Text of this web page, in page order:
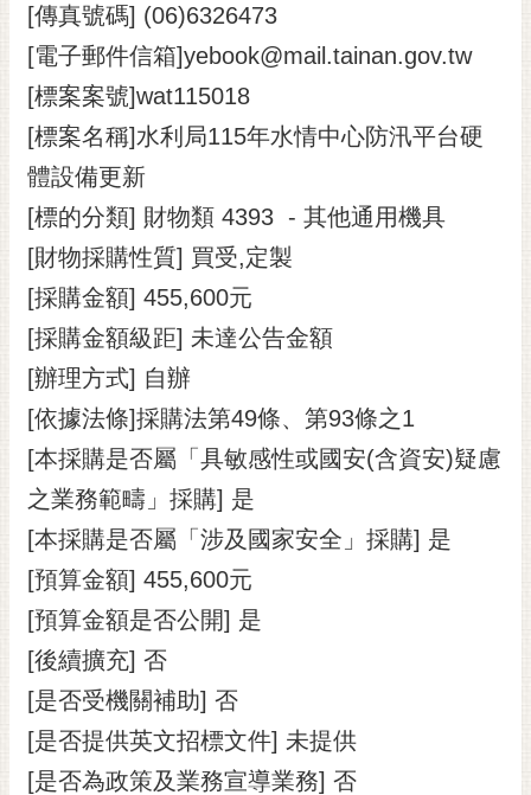
網
站
導
覽
訂
閱
RSS
訂
閱
電
子
報
市
民
信
箱
English
日
本
語
隱
私
權
及
[傳真號碼] (06)6326473
[電子郵件信箱]yebook@mail.tainan.gov.tw
[標案案號]wat115018
[標案名稱]水利局115年水情中心防汛平台硬
體設備更新
[標的分類] 財物類 4393 - 其他通用機具
[財物採購性質] 買受,定製
[採購金額] 455,600元
[採購金額級距] 未達公告金額
[辦理方式] 自辦
[依據法條]採購法第49條、第93條之1
[本採購是否屬「具敏感性或國安(含資安)疑慮
之業務範疇」採購] 是
[本採購是否屬「涉及國家安全」採購] 是
[預算金額] 455,600元
[預算金額是否公開] 是
[後續擴充] 否
[是否受機關補助] 否
[是否提供英文招標文件] 未提供
[是否為政策及業務宣導業務] 否